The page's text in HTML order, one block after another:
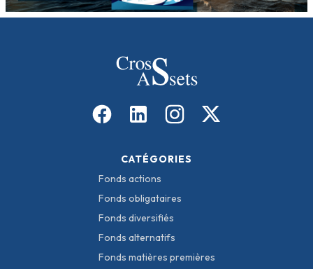
CATÉGORIES
Fonds actions
Fonds obligataires
Fonds diversifiés
Fonds alternatifs
Fonds matières premières